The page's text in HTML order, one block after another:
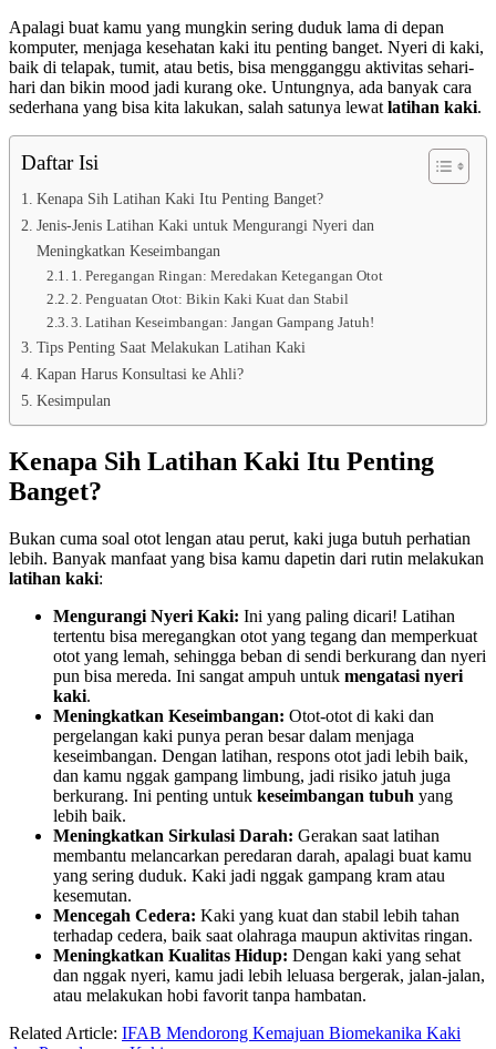
Apalagi buat kamu yang mungkin sering duduk lama di depan
komputer, menjaga kesehatan kaki itu penting banget. Nyeri di kaki,
baik di telapak, tumit, atau betis, bisa mengganggu aktivitas sehari-
hari dan bikin mood jadi kurang oke. Untungnya, ada banyak cara
sederhana yang bisa kita lakukan, salah satunya lewat latihan kaki.
Daftar Isi
Kenapa Sih Latihan Kaki Itu Penting Banget?
Jenis-Jenis Latihan Kaki untuk Mengurangi Nyeri dan
Meningkatkan Keseimbangan
1. Peregangan Ringan: Meredakan Ketegangan Otot
2. Penguatan Otot: Bikin Kaki Kuat dan Stabil
3. Latihan Keseimbangan: Jangan Gampang Jatuh!
Tips Penting Saat Melakukan Latihan Kaki
Kapan Harus Konsultasi ke Ahli?
Kesimpulan
Kenapa Sih Latihan Kaki Itu Penting
Banget?
Bukan cuma soal otot lengan atau perut, kaki juga butuh perhatian
lebih. Banyak manfaat yang bisa kamu dapetin dari rutin melakukan
latihan kaki:
Mengurangi Nyeri Kaki: Ini yang paling dicari! Latihan
tertentu bisa meregangkan otot yang tegang dan memperkuat
otot yang lemah, sehingga beban di sendi berkurang dan nyeri
pun bisa mereda. Ini sangat ampuh untuk mengatasi nyeri
kaki.
Meningkatkan Keseimbangan: Otot-otot di kaki dan
pergelangan kaki punya peran besar dalam menjaga
keseimbangan. Dengan latihan, respons otot jadi lebih baik,
dan kamu nggak gampang limbung, jadi risiko jatuh juga
berkurang. Ini penting untuk keseimbangan tubuh yang
lebih baik.
Meningkatkan Sirkulasi Darah: Gerakan saat latihan
membantu melancarkan peredaran darah, apalagi buat kamu
yang sering duduk. Kaki jadi nggak gampang kram atau
kesemutan.
Mencegah Cedera: Kaki yang kuat dan stabil lebih tahan
terhadap cedera, baik saat olahraga maupun aktivitas ringan.
Meningkatkan Kualitas Hidup: Dengan kaki yang sehat
dan nggak nyeri, kamu jadi lebih leluasa bergerak, jalan-jalan,
atau melakukan hobi favorit tanpa hambatan.
Related Article: IFAB Mendorong Kemajuan Biomekanika Kaki